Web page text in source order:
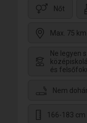
Nőt
Max. 75
Ne legyen
és
Nem
166-183